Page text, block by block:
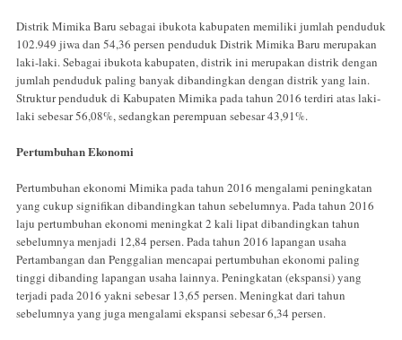
Distrik Mimika Baru sebagai ibukota kabupaten memiliki jumlah penduduk
102.949 jiwa dan 54,36 persen penduduk Distrik Mimika Baru merupakan
laki-laki. Sebagai ibukota kabupaten, distrik ini merupakan distrik dengan
jumlah penduduk paling banyak dibandingkan dengan distrik yang lain.
Struktur penduduk di Kabupaten Mimika pada tahun 2016 terdiri atas laki-
laki sebesar 56,08%, sedangkan perempuan sebesar 43,91%.
Pertumbuhan Ekonomi
Pertumbuhan ekonomi Mimika pada tahun 2016 mengalami peningkatan
yang cukup signifikan dibandingkan tahun sebelumnya. Pada tahun 2016
laju pertumbuhan ekonomi meningkat 2 kali lipat dibandingkan tahun
sebelumnya menjadi 12,84 persen. Pada tahun 2016 lapangan usaha
Pertambangan dan Penggalian mencapai pertumbuhan ekonomi paling
tinggi dibanding lapangan usaha lainnya. Peningkatan (ekspansi) yang
terjadi pada 2016 yakni sebesar 13,65 persen. Meningkat dari tahun
sebelumnya yang juga mengalami ekspansi sebesar 6,34 persen.